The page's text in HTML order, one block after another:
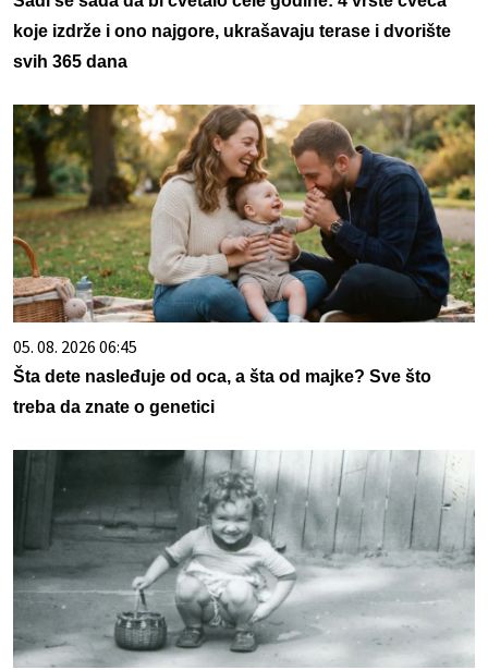
koje izdrže i ono najgore, ukrašavaju terase i dvorište
svih 365 dana
05. 08. 2026 06:45
Šta dete nasleđuje od oca, a šta od majke? Sve što
treba da znate o genetici